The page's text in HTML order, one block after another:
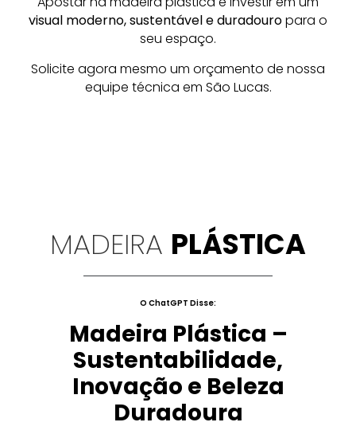
visual moderno, sustentável e duradouropara o
seu espaço.
Solicite agora mesmo um orçamento de nossa
equipe técnica em São Lucas.
MADEIRA PLÁSTICA
O ChatGPT Disse:
Madeira Plástica –
Sustentabilidade,
Inovação e Beleza
Duradoura